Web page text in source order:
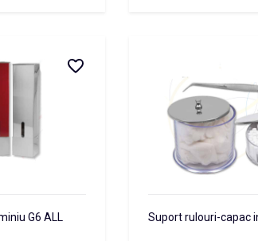
G6 ALL Suport rulouri-capac